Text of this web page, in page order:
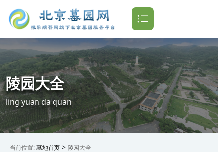
陵园大全
ling yuan da quan
当前位置: 墓地首页 > 陵园大全